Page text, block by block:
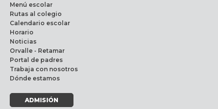
Menú escolar
Rutas al colegio
Calendario escolar
Horario
Noticias
Orvalle - Retamar
Portal de padres
Trabaja con nosotros
Dónde estamos
ADMISIÓN